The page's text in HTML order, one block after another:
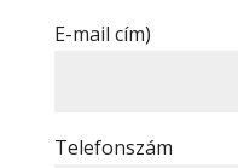
E-mail cím)
Telefonszám